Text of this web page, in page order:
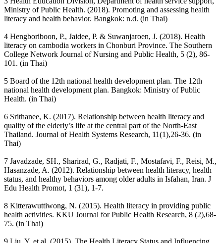
Ministry of Public Health. (2018). Promoting and assessing health
literacy and health behavior. Bangkok: n.d. (in Thai)
4 Hengboriboon, P., Jaidee, P. & Suwanjaroen, J. (2018). Health
literacy on cambodia workers in Chonburi Province. The Southern
College Network Journal of Nursing and Public Health, 5 (2), 86-
101. (in Thai)
5 Board of the 12th national health development plan. The 12th
national health development plan. Bangkok: Ministry of Public
Health. (in Thai)
6 Srithanee, K. (2017). Relationship between health literacy and
quality of the elderly’s life at the central part of the North-East
Thailand. Journal of Health Systems Research, 11(1),26-36. (in
Thai)
7 Javadzade, SH., Sharirad, G., Radjati, F., Mostafavi, F., Reisi, M.,
Hasanzade, A. (2012). Relationship between health literacy, health
status, and healthy behaviors among older adults in Isfahan, Iran. J
Edu Health Promot, 1 (31), 1-7.
8 Kitterawuttiwong, N. (2015). Health literacy in providing public
health activities. KKU Journal for Public Health Research, 8 (2),68-
75. (in Thai)
9 Liu, Y. et al. (2015). The Health Literacy Status and Influencing